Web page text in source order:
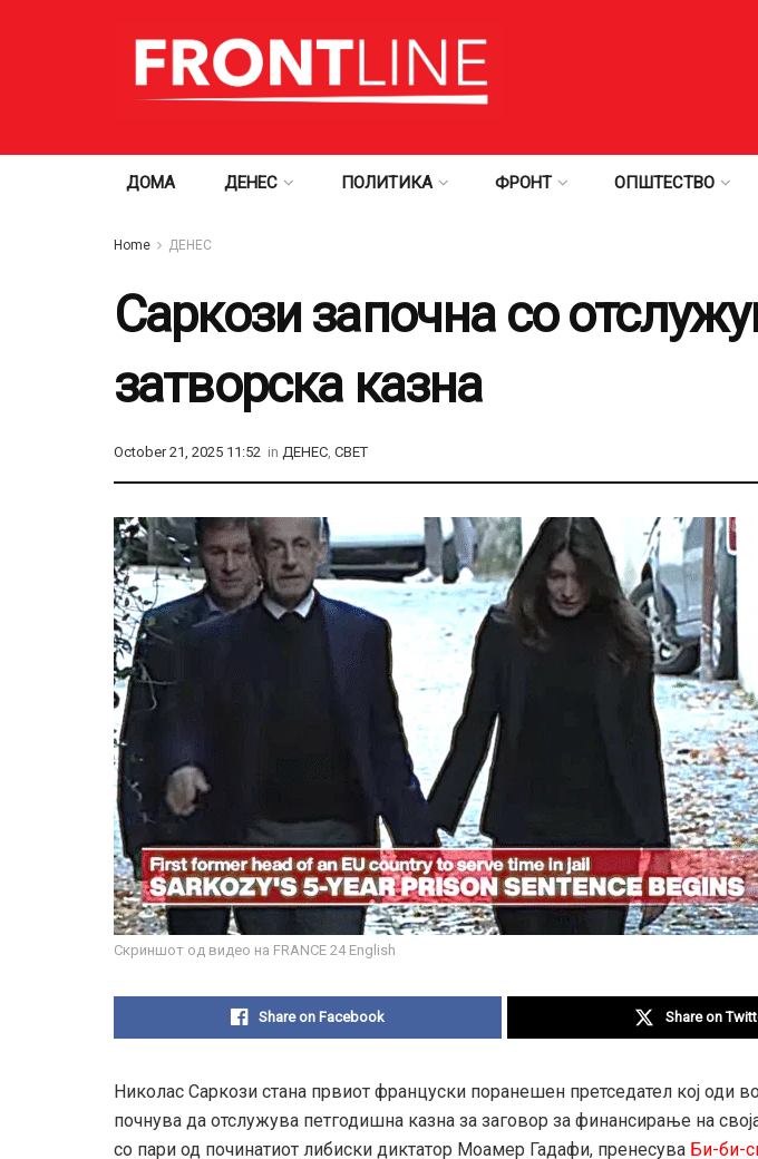
ДОМА ДЕНЕС ПОЛИТИКА ФРОНТ ОПШТЕСТВО
Home ДЕНЕС
Саркози започна со
затворска казна
October 21, 2025 11:52 in ДЕНЕС, СВЕТ
Скриншот од видео на FRANCE 24 English
Share on Facebook Share on
Николас Саркози стана првиот француски поранешен претседател кој оди
почнува да отслужува петгодишна казна за заговор за финансирање на
со пари од починатиот либиски диктатор Моамер Гадафи, пренесува Би-би-